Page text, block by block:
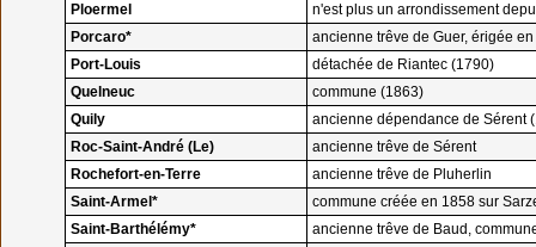
Ploermel
n'est plus un arrondissement
Porcaro*
ancienne trêve de Guer, érigée
Port-Louis
détachée de Riantec (1790)
Quelneuc
commune (1863)
Quily
ancienne dépendance de Sérent
Roc-Saint-André (Le)
ancienne trêve de Sérent
Rochefort-en-Terre
ancienne trêve de Pluherlin
Saint-Armel*
commune créée en 1858 sur
Saint-Barthélémy*
ancienne trêve de Baud,